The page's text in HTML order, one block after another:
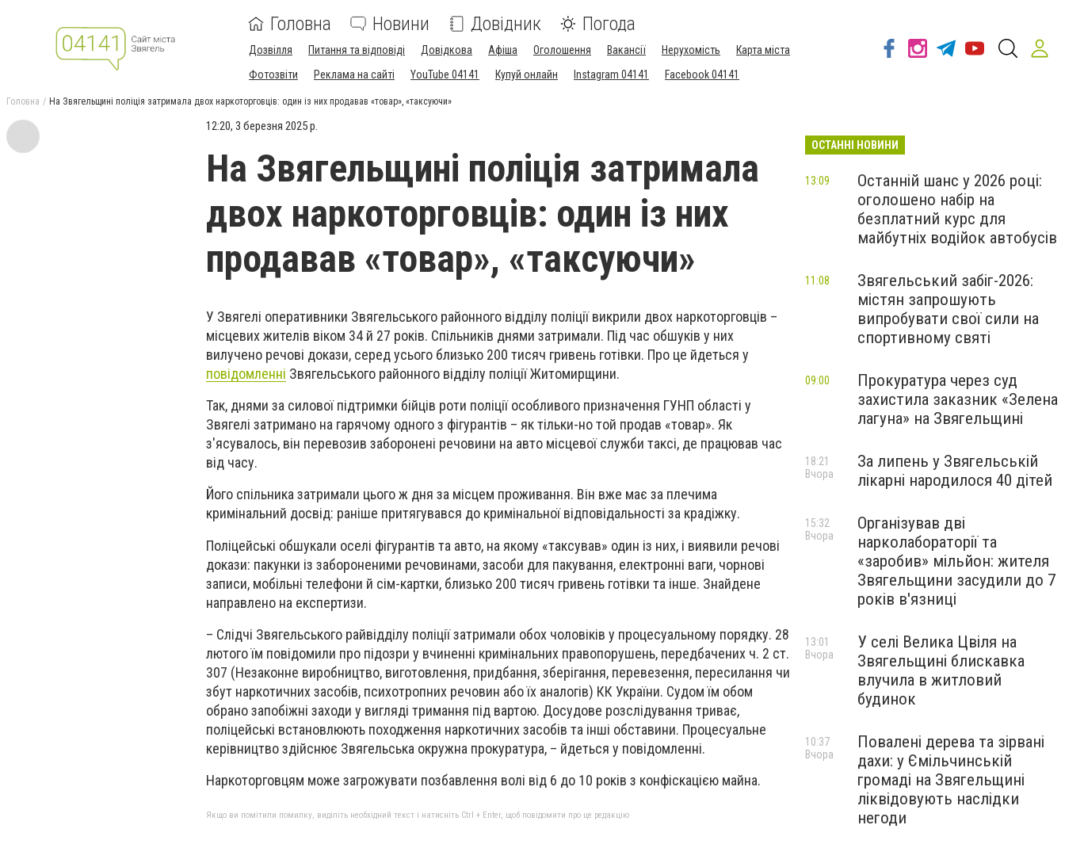
Головна Новини Довідник Погода
Дозвілля Питання та відповіді Довідкова Афіша Оголошення Вакансії Нерухомість
Карта міста
Фотозвіти
Реклама на сайті YouTube 04141 Купуй онлайн Instagram 04141 Facebook 04141
Головна На Звягельщині поліція затримала двох наркоторговців: один із них продавав «товар», «таксуючи»
12:20, 3 березня 2025 р.
На Звягельщині поліція затримала
двох наркоторговців: один із них
продавав «товар», «таксуючи»
У Звягелі оперативники Звягельського районного відділу поліції викрили двох наркоторговців –
місцевих жителів віком 34 й 27 років. Спільників днями затримали. Під час обшуків у них
вилучено речові докази, серед усього близько 200 тисяч гривень готівки. Про це йдеться у
повідомленні Звягельського районного відділу поліції Житомирщини.
Так, днями за силової підтримки бійців роти поліції особливого призначення ГУНП області у
Звягелі затримано на гарячому одного з фігурантів – як тільки-но той продав «товар». Як
з'ясувалось, він перевозив заборонені речовини на авто місцевої служби таксі, де працював час
від часу.
Його спільника затримали цього ж дня за місцем проживання. Він вже має за плечима
кримінальний досвід: раніше притягувався до кримінальної відповідальності за крадіжку.
Поліцейські обшукали оселі фігурантів та авто, на якому «таксував» один із них, і виявили речові
докази: пакунки із забороненими речовинами, засоби для пакування, електронні ваги, чорнові
записи, мобільні телефони й сім-картки, близько 200 тисяч гривень готівки та інше. Знайдене
направлено на експертизи.
– Слідчі Звягельського райвідділу поліції затримали обох чоловіків у процесуальному порядку. 28
лютого їм повідомили про підозри у вчиненні кримінальних правопорушень, передбачених ч. 2 ст.
307 (Незаконне виробництво, виготовлення, придбання, зберігання, перевезення, пересилання чи
збут наркотичних засобів, психотропних речовин або їх аналогів) КК України. Судом їм обом
обрано запобіжні заходи у вигляді тримання під вартою. Досудове розслідування триває,
поліцейські встановлюють походження наркотичних засобів та інші обставини. Процесуальне
керівництво здійснює Звягельська окружна прокуратура, – йдеться у повідомленні.
Наркоторговцям може загрожувати позбавлення волі від 6 до 10 років з конфіскацією майна.
Якщо ви помітили помилку, виділіть необхідний текст і натисніть Ctrl + Enter, щоб повідомити про це редакцію
ОСТАННІ НОВИНИ
Останній шанс у 2026 році:
оголошено набір на
безплатний курс для
майбутніх водійок автобусів
13:09
Звягельський забіг-2026:
містян запрошують
випробувати свої сили на
спортивному святі
11:08
Прокуратура через суд
захистила заказник «Зелена
лагуна» на Звягельщині
09:00
За липень у Звягельській
лікарні народилося 40 дітей
18:21
Вчора
Організував дві
нарколабораторії та
«заробив» мільйон: жителя
Звягельщини засудили до 7
років в'язниці
15:32
Вчора
У селі Велика Цвіля на
Звягельщині блискавка
влучила в житловий
будинок
13:01
Вчора
Повалені дерева та зірвані
дахи: у Ємільчинській
громаді на Звягельщині
ліквідовують наслідки
негоди
10:37
Вчора